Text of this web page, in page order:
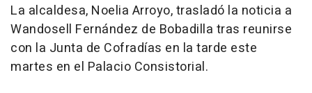
La alcaldesa, Noelia Arroyo, trasladó la noticia a
Wandosell Fernández de Bobadilla tras reunirse
con la Junta de Cofradías en la tarde este
martes en el Palacio Consistorial.